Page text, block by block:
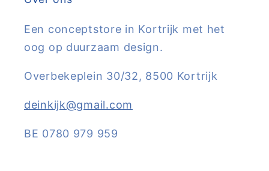
Een conceptstore in Kortrijk met het
oog op duurzaam design.
Overbekeplein 30/32, 8500 Kortrijk
deinkijk@gmail.com
BE 0780 979 959